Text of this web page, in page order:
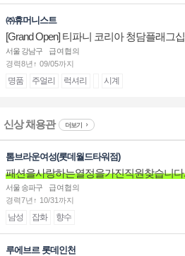
㈜휴머니스트
[Grand Open] 티파니 코리아 청담플래그
계대전 판매사원 채용
서울 강남구
급여협의
경력8년↑ 09/05까지
명품 주얼리 럭셔리 시계
신상 채용관 더보기
톰브라운여성(롯데월드타워점)
패션을사랑하는열정을가진직원찾습니다.
서울 송파구
급여협의
경력7년↑ 10/31까지
남성 잡화 향수
루에브르 롯데인천